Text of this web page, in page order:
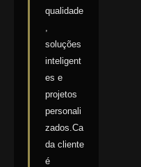
qualidade
soluções
inteligent
es e
projetos
personali
zados.Ca
da cliente
é